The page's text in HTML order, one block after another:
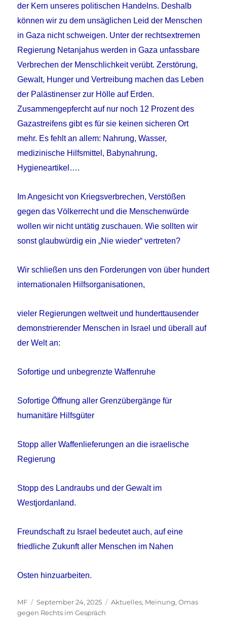
der Kern unseres politischen Handelns. Deshalb
können wir zu dem unsäglichen Leid der Menschen
in Gaza nicht schweigen. Unter der rechtsextremen
Regierung Netanjahus werden in Gaza unfassbare
Verbrechen der Menschlichkeit verübt. Zerstörung,
Gewalt, Hunger und Vertreibung machen das Leben
der Palästinenser zur Hölle auf Erden.
Zusammengepfercht auf nur noch 12 Prozent des
Gazastreifens gibt es für sie keinen sicheren Ort
mehr. Es fehlt an allem: Nahrung, Wasser,
medizinische Hilfsmittel, Babynahrung,
Hygieneartikel….
Im Angesicht von Kriegsverbrechen, Verstößen
gegen das Völkerrecht und die Menschenwürde
wollen wir nicht untätig zuschauen. Wie sollten wir
sonst glaubwürdig ein „Nie wieder“ vertreten?
Wir schließen uns den Forderungen von über hundert
internationalen Hilfsorganisationen,
vieler Regierungen weltweit und hunderttausender
demonstrierender Menschen in Israel und überall auf
der Welt an:
Sofortige und unbegrenzte Waffenruhe
Sofortige Öffnung aller Grenzübergänge für
humanitäre Hilfsgüter
Stopp aller Waffenlieferungen an die israelische
Regierung
Stopp des Landraubs und der Gewalt im
Westjordanland.
Freundschaft zu Israel bedeutet auch, auf eine
friedliche Zukunft aller Menschen im Nahen
Osten hinzuarbeiten.
Autor
MF
Veröffentlicht
am
September 24, 2025 Kategorien
Aktuelles, Meinung,Omas
gegen Rechts im Gespräch